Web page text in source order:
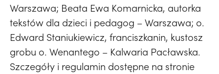
Warszawa; Beata Ewa Komarnicka, autorka
tekstów dla dzieci i pedagog – Warszawa; o.
Edward Staniukiewicz, franciszkanin, kustosz
grobu o. Wenantego – Kalwaria Pacławska.
Szczegóły i regulamin dostępne na stronie